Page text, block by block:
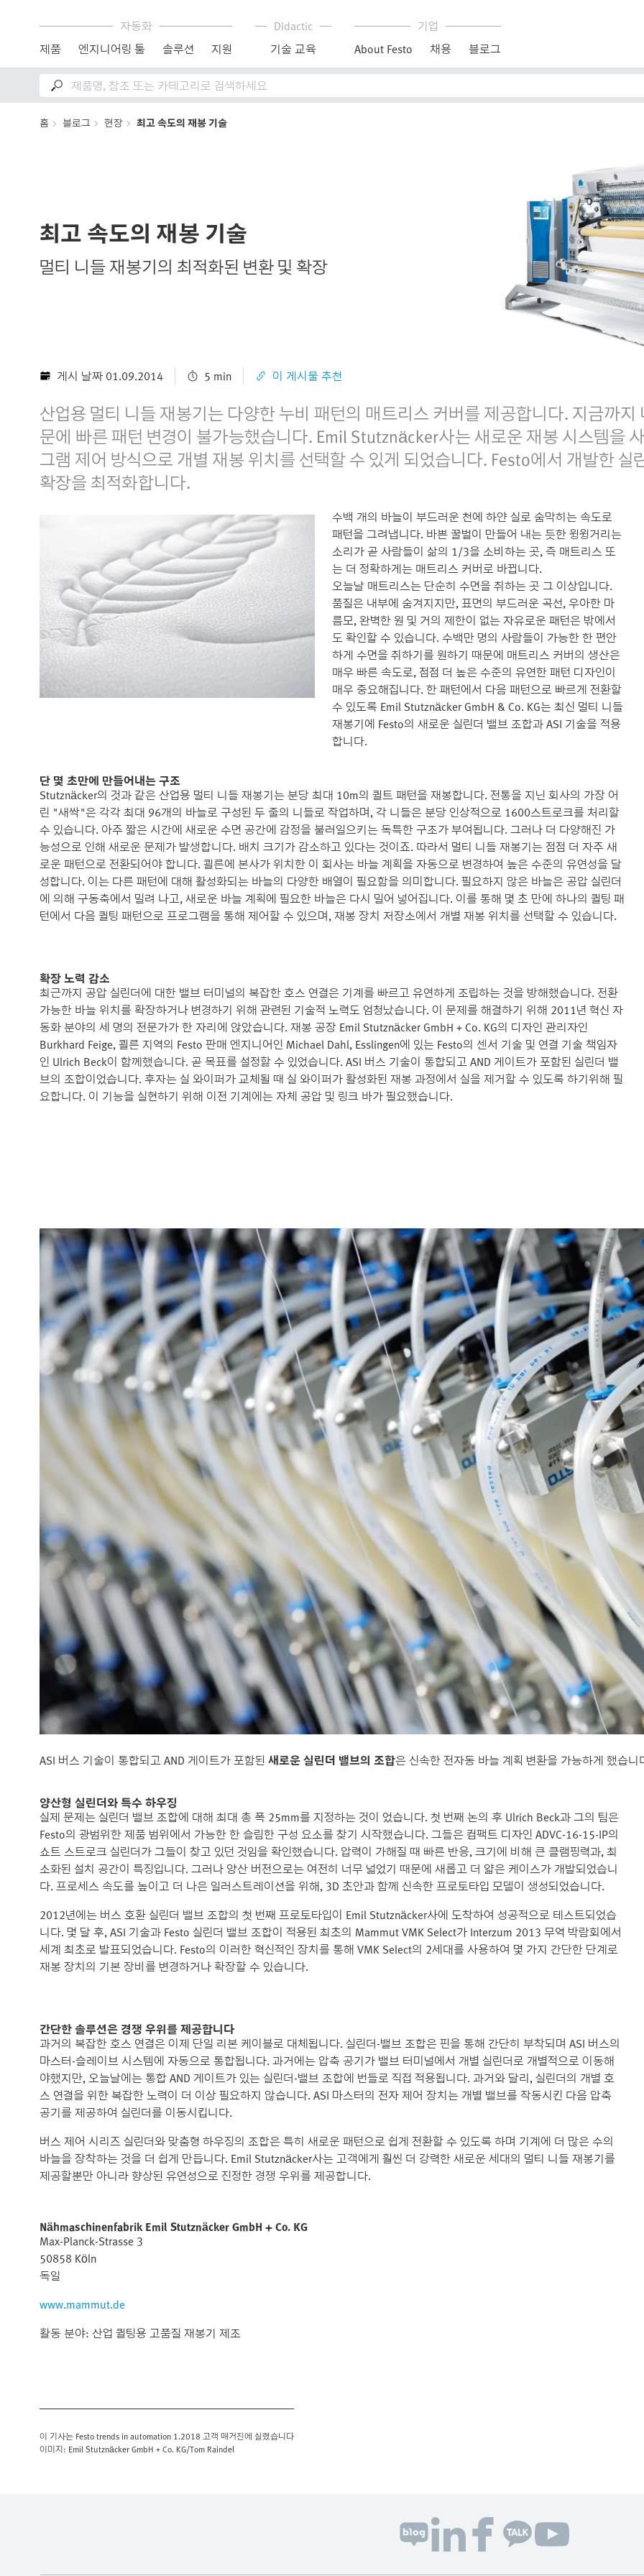
자동화
제품
엔지니어링 툴 솔루션 지원
Didactic
기술 교육
기업
About Festo
채용 블로그
홈 블로그 현장 최고 속도의 재봉 기술
최고 속도의 재봉 기술
멀티 니들 재봉기의 최적화된 변환 및 확장
게시 날짜 01.09.2014 5 min 이 게시물 추천
산업용 멀티 니들 재봉기는 다양한 누비 패턴의 매트리스 커버를 제공합니다. 지금까
문에 빠른 패턴 변경이 불가능했습니다. Emil Stutznäcker사는 새로운 재봉 시스템을
그램 제어 방식으로 개별 재봉 위치를 선택할 수 있게 되었습니다. Festo에서 개발한 실
확장을 최적화합니다.
수백 개의 바늘이 부드러운 천에 하얀 실로 숨막히는 속도로
패턴을 그려냅니다. 바쁜 꿀벌이 만들어 내는 듯한 윙윙거리는
소리가 곧 사람들이 삶의 1/3을 소비하는 곳, 즉 매트리스 또
는 더 정확하게는 매트리스 커버로 바뀝니다.
오늘날 매트리스는 단순히 수면을 취하는 곳 그 이상입니다.
품질은 내부에 숨겨지지만, 표면의 부드러운 곡선, 우아한 마
름모, 완벽한 원 및 거의 제한이 없는 자유로운 패턴은 밖에서
도 확인할 수 있습니다. 수백만 명의 사람들이 가능한 한 편안
하게 수면을 취하기를 원하기 때문에 매트리스 커버의 생산은
매우 빠른 속도로, 점점 더 높은 수준의 유연한 패턴 디자인이
매우 중요해집니다. 한 패턴에서 다음 패턴으로 빠르게 전환할
수 있도록 Emil Stutznäcker GmbH & Co. KG는 최신 멀티 니들
재봉기에 Festo의 새로운 실린더 밸브 조합과 ASI 기술을 적용
합니다.
단 몇 초만에 만들어내는 구조
Stutznäcker의 것과 같은 산업용 멀티 니들 재봉기는 분당 최대 10m의 퀼트 패턴을 재봉합니다. 전통을 지닌 회사의 가장 어
린 "새싹"은 각각 최대 96개의 바늘로 구성된 두 줄의 니들로 작업하며, 각 니들은 분당 인상적으로 1600스트로크를 처리할
수 있습니다. 아주 짧은 시간에 새로운 수면 공간에 감정을 불러일으키는 독특한 구조가 부여됩니다. 그러나 더 다양해진 가
능성으로 인해 새로운 문제가 발생합니다. 배치 크기가 감소하고 있다는 것이죠. 따라서 멀티 니들 재봉기는 점점 더 자주 새
로운 패턴으로 전환되어야 합니다. 쾰른에 본사가 위치한 이 회사는 바늘 계획을 자동으로 변경하여 높은 수준의 유연성을 달
성합니다. 이는 다른 패턴에 대해 활성화되는 바늘의 다양한 배열이 필요함을 의미합니다. 필요하지 않은 바늘은 공압 실린더
에 의해 구동축에서 밀려 나고, 새로운 바늘 계획에 필요한 바늘은 다시 밀어 넣어집니다. 이를 통해 몇 초 만에 하나의 퀼팅 패
턴에서 다음 퀼팅 패턴으로 프로그램을 통해 제어할 수 있으며, 재봉 장치 저장소에서 개별 재봉 위치를 선택할 수 있습니다.
확장 노력 감소
최근까지 공압 실린더에 대한 밸브 터미널의 복잡한 호스 연결은 기계를 빠르고 유연하게 조립하는 것을 방해했습니다. 전환
가능한 바늘 위치를 확장하거나 변경하기 위해 관련된 기술적 노력도 엄청났습니다. 이 문제를 해결하기 위해 2011년 혁신 자
동화 분야의 세 명의 전문가가 한 자리에 앉았습니다. 재봉 공장 Emil Stutznäcker GmbH + Co. KG의 디자인 관리자인
Burkhard Feige, 쾰른 지역의 Festo 판매 엔지니어인 Michael Dahl, Esslingen에 있는 Festo의 센서 기술 및 연결 기술 책임자
인 Ulrich Beck이 함께했습니다. 곧 목표를 설정핧 수 있었습니다. ASI 버스 기술이 통합되고 AND 게이트가 포함된 실린더 밸
브의 조합이었습니다. 후자는 실 와이퍼가 교체될 때 실 와이퍼가 활성화된 재봉 과정에서 실을 제거할 수 있도록 하기위해 필
요합니다. 이 기능을 실현하기 위해 이전 기계에는 자체 공압 및 링크 바가 필요했습니다.
ASI 버스 기술이 통합되고 AND 게이트가 포함된 새로운 실린더 밸브의 조합은 신속한 전자동 바늘 계획 변환을 가능하게 했습니
양산형 실린더와 특수 하우징
실제 문제는 실린더 밸브 조합에 대해 최대 총 폭 25mm를 지정하는 것이 었습니다. 첫 번째 논의 후 Ulrich Beck과 그의 팀은
Festo의 광범위한 제품 범위에서 가능한 한 슬림한 구성 요소를 찾기 시작했습니다. 그들은 컴팩트 디자인 ADVC-16-15-IP의
쇼트 스트로크 실린더가 그들이 찾고 있던 것임을 확인했습니다. 압력이 가해질 때 빠른 반응, 크기에 비해 큰 클램핑력과, 최
소화된 설치 공간이 특징입니다. 그러나 양산 버전으로는 여전히 너무 넓었기 때문에 새롭고 더 얇은 케이스가 개발되었습니
다. 프로세스 속도를 높이고 더 나은 일러스트레이션을 위해, 3D 초안과 함께 신속한 프로토타입 모델이 생성되었습니다.
2012년에는 버스 호환 실린더 밸브 조합의 첫 번째 프로토타입이 Emil Stutznäcker사에 도착하여 성공적으로 테스트되었습
니다. 몇 달 후, ASI 기술과 Festo 실린더 밸브 조합이 적용된 최초의 Mammut VMK Select가 Interzum 2013 무역 박람회에서
세계 최초로 발표되었습니다. Festo의 이러한 혁신적인 장치를 통해 VMK Select의 2세대를 사용하여 몇 가지 간단한 단계로
재봉 장치의 기본 장비를 변경하거나 확장할 수 있습니다.
간단한 솔루션은 경쟁 우위를 제공합니다
과거의 복잡한 호스 연결은 이제 단일 리본 케이블로 대체됩니다. 실린더-밸브 조합은 핀을 통해 간단히 부착되며 ASI 버스의
마스터-슬레이브 시스템에 자동으로 통합됩니다. 과거에는 압축 공기가 밸브 터미널에서 개별 실린더로 개별적으로 이동해
야했지만, 오늘날에는 통합 AND 게이트가 있는 실린더-밸브 조합에 번들로 직접 적용됩니다. 과거와 달리, 실린더의 개별 호
스 연결을 위한 복잡한 노력이 더 이상 필요하지 않습니다. ASI 마스터의 전자 제어 장치는 개별 밸브를 작동시킨 다음 압축
공기를 제공하여 실린더를 이동시킵니다.
버스 제어 시리즈 실린더와 맞춤형 하우징의 조합은 특히 새로운 패턴으로 쉽게 전환할 수 있도록 하며 기계에 더 많은 수의
바늘을 장착하는 것을 더 쉽게 만듭니다. Emil Stutznäcker사는 고객에게 훨씬 더 강력한 새로운 세대의 멀티 니들 재봉기를
제공할뿐만 아니라 향상된 유연성으로 진정한 경쟁 우위를 제공합니다.
Nähmaschinenfabrik Emil Stutznäcker GmbH + Co. KG
Max-Planck-Strasse 3
50858 Köln
독일
www.mammut.de
활동 분야: 산업 퀼팅용 고품질 재봉기 제조
이 기사는 Festo trends in automation 1.2018 고객 매거진에 실렸습니다
이미지: Emil Stutznäcker GmbH + Co. KG/Tom Raindel